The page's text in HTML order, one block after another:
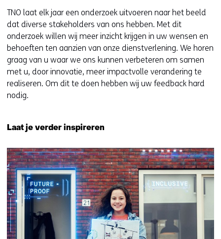
TNO laat elk jaar een onderzoek uitvoeren naar het beeld
dat diverse stakeholders van ons hebben. Met dit
onderzoek willen wij meer inzicht krijgen in uw wensen en
behoeften ten aanzien van onze dienstverlening. We horen
graag van u waar we ons kunnen verbeteren om samen
met u, door innovatie, meer impactvolle verandering te
realiseren. Om dit te doen hebben wij uw feedback hard
nodig.
Laat je verder inspireren
400
resultaten,
getoond
6
t/m
10